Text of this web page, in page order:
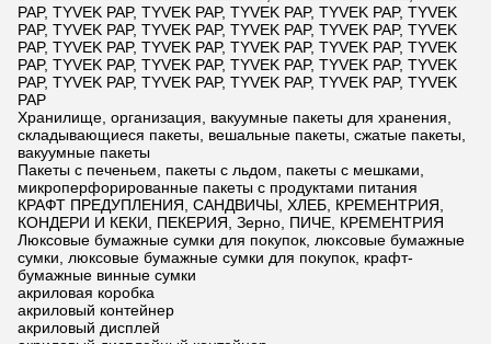
PAP, TYVEK PAP, TYVEK PAP, TYVEK PAP, TYVEK PAP, TYVEK
PAP, TYVEK PAP, TYVEK PAP, TYVEK PAP, TYVEK PAP, TYVEK
PAP, TYVEK PAP, TYVEK PAP, TYVEK PAP, TYVEK PAP, TYVEK
PAP, TYVEK PAP, TYVEK PAP, TYVEK PAP, TYVEK PAP, TYVEK
PAP, TYVEK PAP, TYVEK PAP, TYVEK PAP, TYVEK PAP, TYVEK
PAP
Хранилище, организация, вакуумные пакеты для хранения,
складывающиеся пакеты, вешальные пакеты, сжатые пакеты,
вакуумные пакеты
Пакеты с печеньем, пакеты с льдом, пакеты с мешками,
микроперфорированные пакеты с продуктами питания
КРАФТ ПРЕДУПЛЕНИЯ, САНДВИЧЫ, ХЛЕБ, КРЕМЕНТРИЯ,
КОНДЕРИ И КЕКИ, ПЕКЕРИЯ, Зерно, ПИЧЕ, КРЕМЕНТРИЯ
Люксовые бумажные сумки для покупок, люксовые бумажные
сумки, люксовые бумажные сумки для покупок, крафт-
бумажные винные сумки
акриловая коробка
акриловый контейнер
акриловый дисплей